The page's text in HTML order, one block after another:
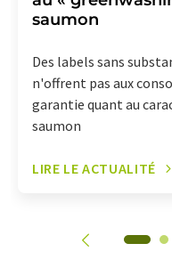
saumon
Des labels sans
n'offrent pas aux
garantie quant au
saumon
LIRE LE ACTUALITÉ